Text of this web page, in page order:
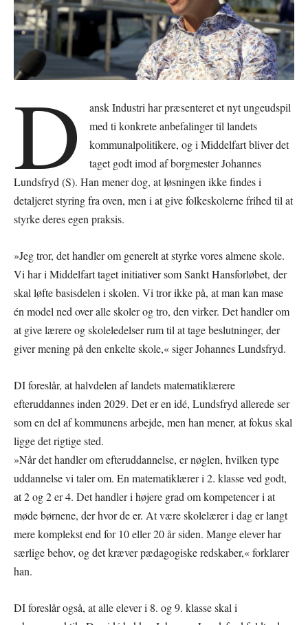
D
ansk Industri har præsenteret et nyt ungeudspil
med ti konkrete anbefalinger til landets
kommunalpolitikere, og i Middelfart bliver det
taget godt imod af borgmester Johannes
Lundsfryd (S). Han mener dog, at løsningen ikke findes i
detaljeret styring fra oven, men i at give folkeskolerne frihed til at
styrke deres egen praksis.
»Jeg tror, det handler om generelt at styrke vores almene skole.
Vi har i Middelfart taget initiativer som Sankt Hansforløbet, der
skal løfte basisdelen i skolen. Vi tror ikke på, at man kan mase
én model ned over alle skoler og tro, den virker. Det handler om
at give lærere og skoleledelser rum til at tage beslutninger, der
giver mening på den enkelte skole,« siger Johannes Lundsfryd.
DI foreslår, at halvdelen af landets matematiklærere
efteruddannes inden 2029. Det er en idé, Lundsfryd allerede ser
som en del af kommunens arbejde, men han mener, at fokus skal
ligge det rigtige sted.
»Når det handler om efteruddannelse, er nøglen, hvilken type
uddannelse vi taler om. En matematiklærer i 2. klasse ved godt,
at 2 og 2 er 4. Det handler i højere grad om kompetencer i at
møde børnene, der hvor de er. At være skolelærer i dag er langt
mere komplekst end for 10 eller 20 år siden. Mange elever har
særlige behov, og det kræver pædagogiske redskaber,« forklarer
han.
DI foreslår også, at alle elever i 8. og 9. klasse skal i